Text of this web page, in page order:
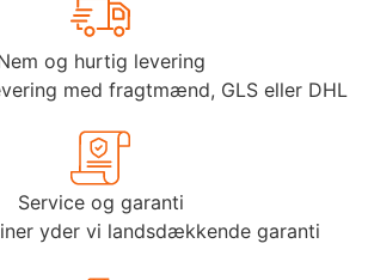
og hurtig levering
med fragtmænd, GLS eller DHL
Service og garanti
yder vi landsdækkende garanti